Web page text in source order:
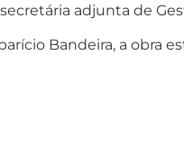
secretária adjunta de
Bandeira, a obra